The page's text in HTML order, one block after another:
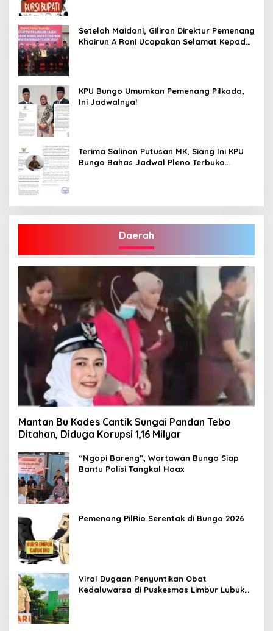
Setelah Maidani, Giliran Direktur Pemenang
Khairun A Roni Ucapakan Selamat Kepada
KPU Bungo Umumkan Pemenang Pilkada,
Ini Jadwalnya!
Terima Salinan Putusan MK, Siang Ini KPU
Bungo Bahas Jadwal Pleno Terbuka
Daerah
Mantan Bu Kades Cantik Sungai Pandan Tebo
Ditahan, Diduga Korupsi 1,16 Milyar
“Ngopi Bareng”, Wartawan Bungo Siap
Bantu Polisi Tangkal Hoax
Pemenang PilRio Serentak di Bungo 2026
Viral Dugaan Penyuntikan Obat
Kedaluwarsa di Puskesmas Limbur Lubuk